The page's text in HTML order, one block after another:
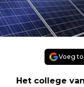
Voeg
Het college